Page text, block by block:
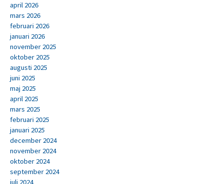
april 2026
mars 2026
februari 2026
januari 2026
november 2025
oktober 2025
augusti 2025
juni 2025
maj 2025
april 2025
mars 2025
februari 2025
januari 2025
december 2024
november 2024
oktober 2024
september 2024
juli 2024